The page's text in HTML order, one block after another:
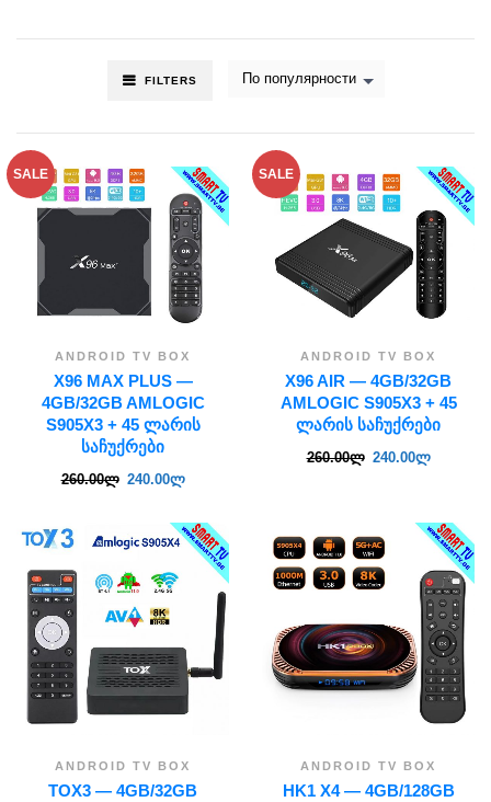
FILTERS По популярности
SALE
ANDROID TV BOX
X96 MAX PLUS —
4GB/32GB AMLOGIC
S905X3 + 45 ᲚᲐᲠᲘᲡ
ᲡᲐᲩᲣᲥᲠᲔᲑᲘ
260.00ლ 240.00ლ
SALE
ANDROID TV BOX
X96 AIR — 4GB/32GB
AMLOGIC S905X3 + 45
ᲚᲐᲠᲘᲡ ᲡᲐᲩᲣᲥᲠᲔᲑᲘ
260.00ლ 240.00ლ
ANDROID TV BOX
TOX3 — 4GB/32GB
ANDROID TV BOX
HK1 X4 — 4GB/128GB